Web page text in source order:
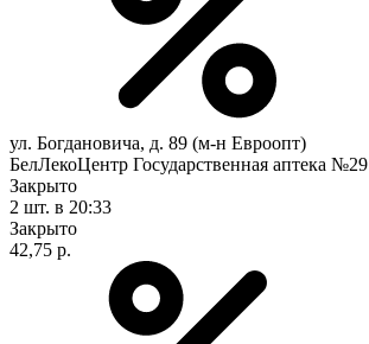
ул. Богдановича, д. 89 (м-н Евроопт)
БелЛекоЦентр Государственная аптека №29
Закрыто
2 шт. в 20:33
Закрыто
42,75 р.